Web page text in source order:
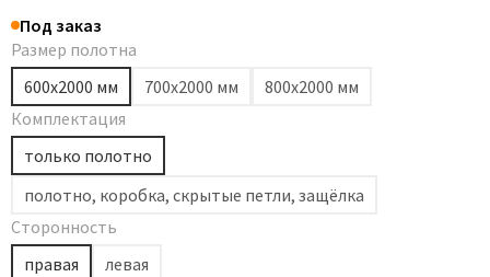
Под заказ
Размер полотна
600х2000 мм
700х2000 мм
800х2000 мм
Комплектация
только полотно
полотно, коробка, скрытые петли, защёлка
Сторонность
правая
левая